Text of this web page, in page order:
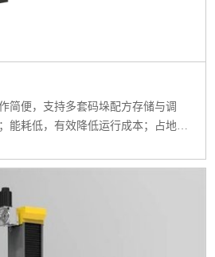
简便，支持多套码垛配方存储与调
能耗低，有效降低运行成本；占地面
捷，无需额外设置防护栏。